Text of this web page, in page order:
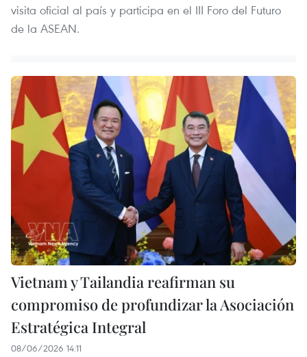
visita oficial al país y participa en el III Foro del Futuro
de la ASEAN.
Vietnam y Tailandia reafirman su
compromiso de profundizar la Asociación
Estratégica Integral
08/06/2026 14:11